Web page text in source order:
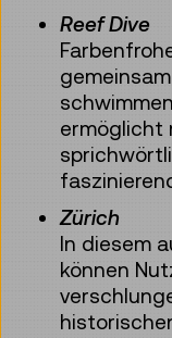
Reef Dive
ermöglicht
Zürich
In diesem
können